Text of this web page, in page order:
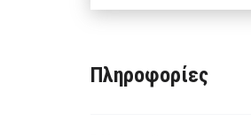
Πληροφορίες